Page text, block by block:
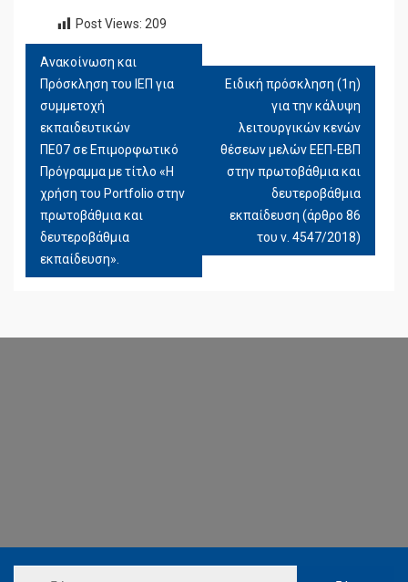
Post Views: 209
ΠΛΟΉΓΗΣΗ
ΆΡΘΡΩΝ
Ανακοίνωση και
Πρόσκληση του ΙΕΠ για
συμμετοχή
εκπαιδευτικών
ΠΕ07 σε Επιμορφωτικό
Πρόγραμμα με τίτλο «Η
χρήση του Portfolio στην
πρωτοβάθμια και
δευτεροβάθμια
εκπαίδευση».
Ειδική πρόσκληση (1η)
για την κάλυψη
λειτουργικών κενών
θέσεων μελών ΕΕΠ-ΕΒΠ
στην πρωτοβάθμια και
δευτεροβάθμια
εκπαίδευση (άρθρο 86
του ν. 4547/2018)